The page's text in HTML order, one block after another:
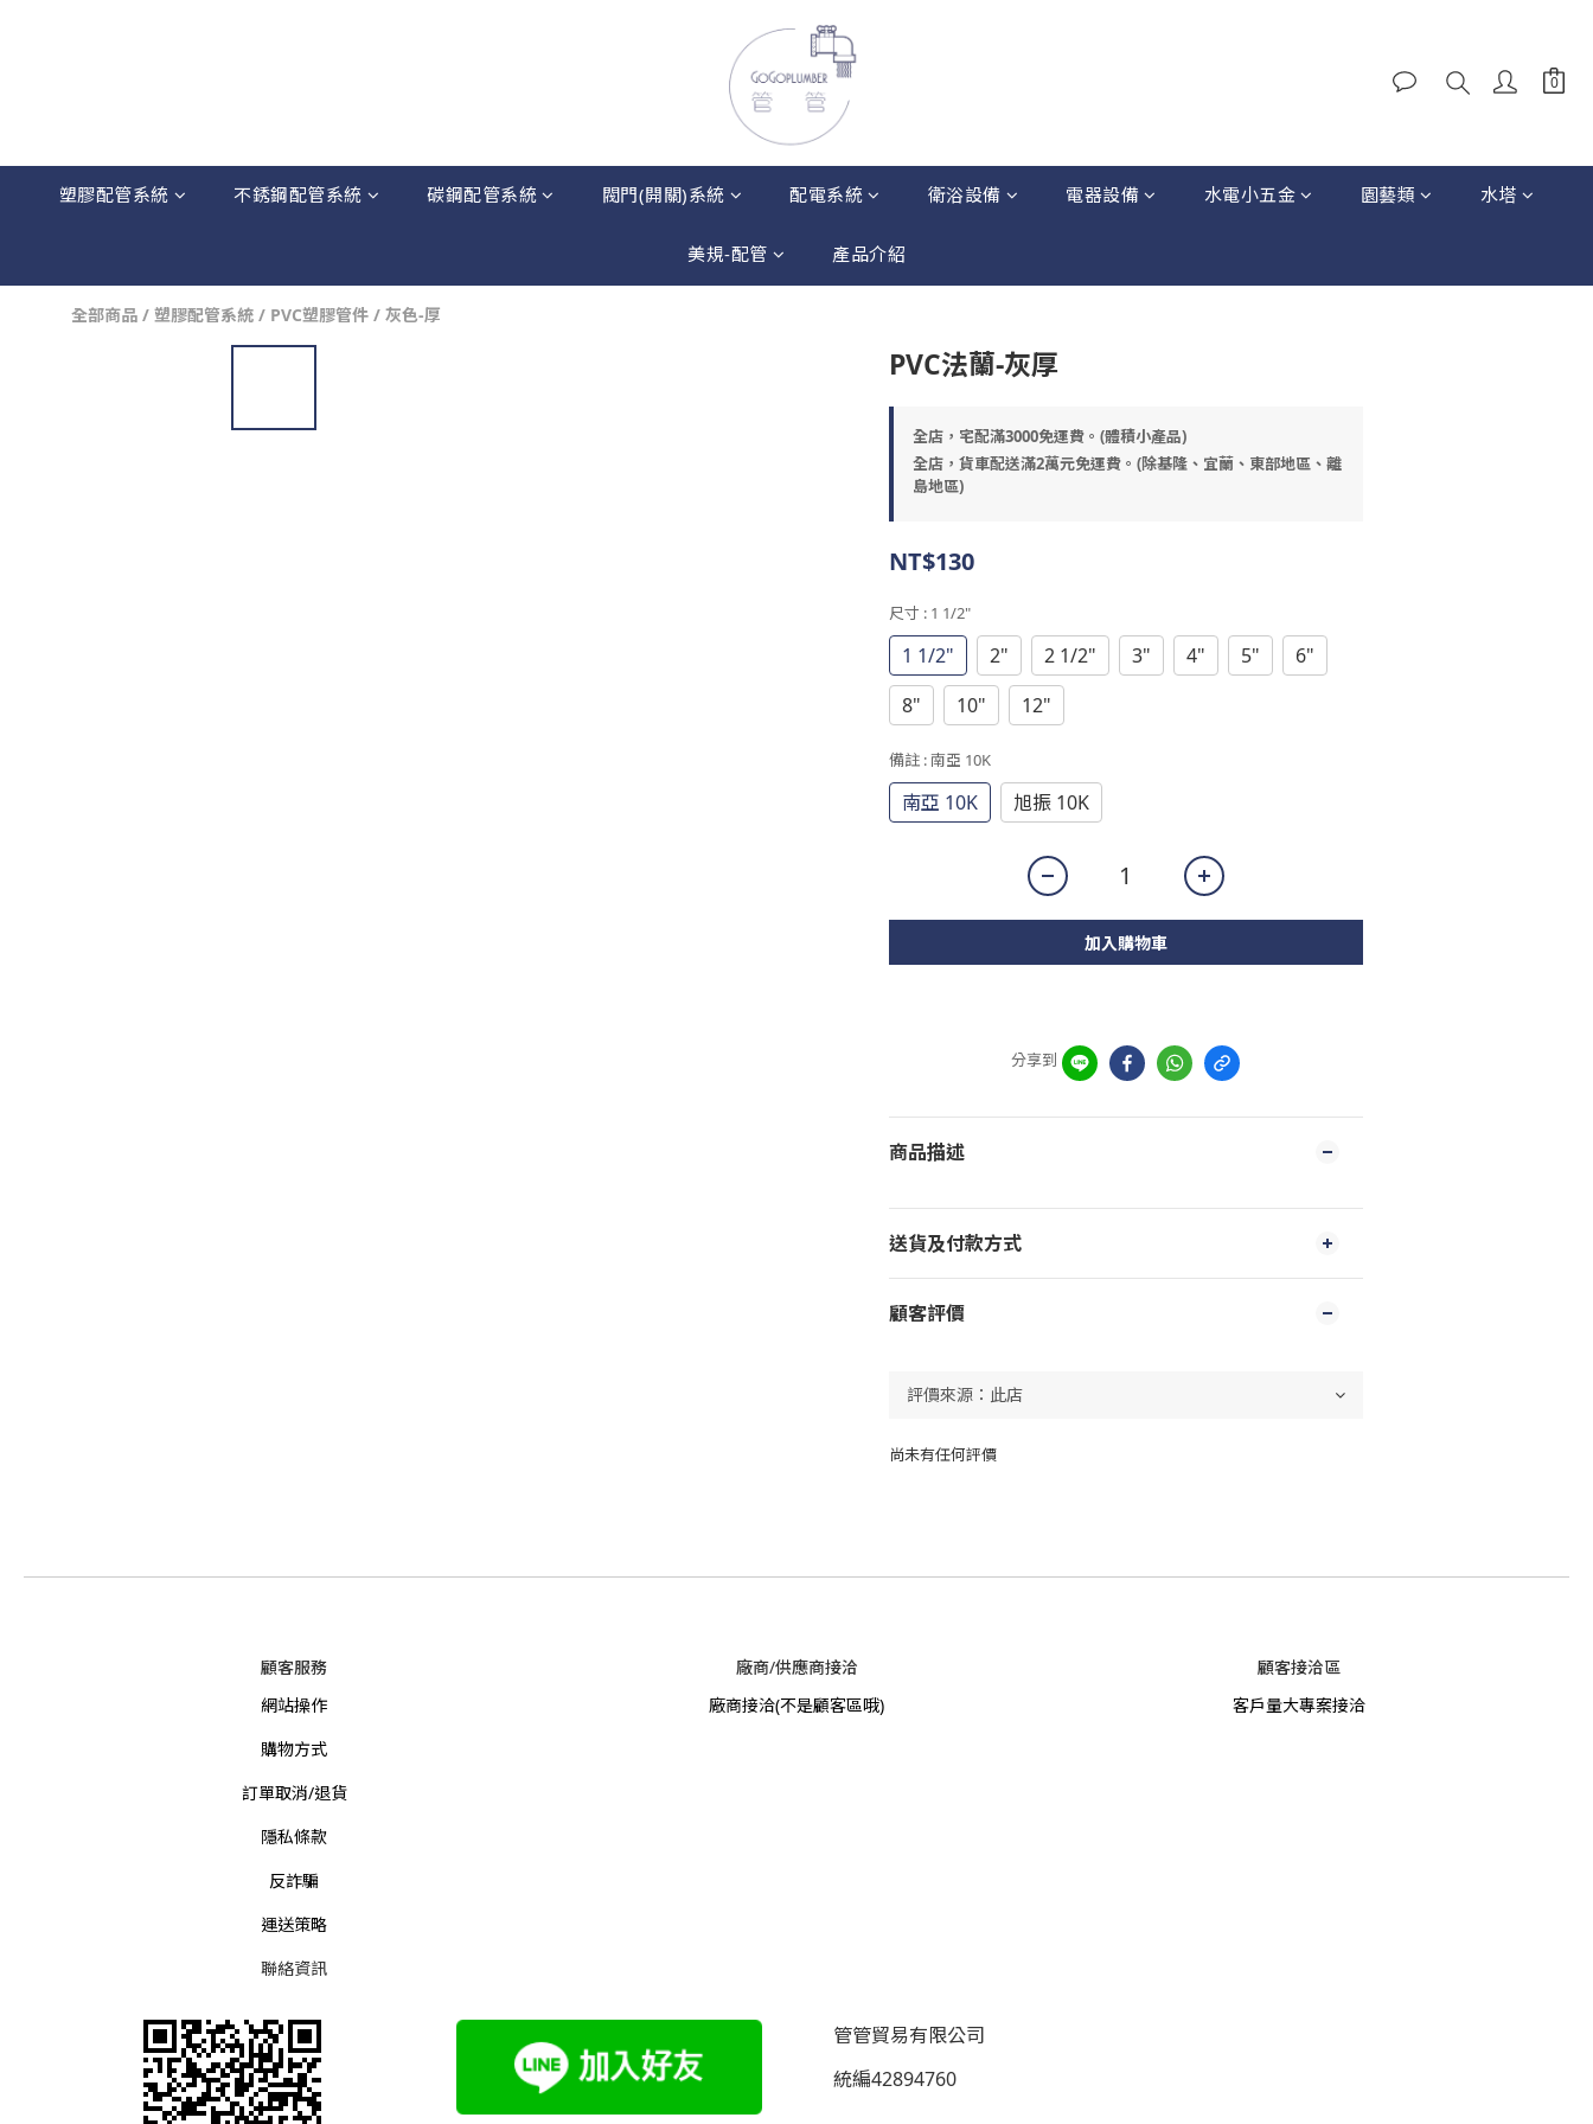
塑膠配管系統 不銹鋼配管系統 碳鋼配管系統 閥門(開關)系統 配電系統 衛浴設備 電器設備 水電小五金 園藝類 水塔
美規-配管 產品介紹
全部商品 / 塑膠配管系統 / PVC塑膠管件 / 灰色-厚
PVC法蘭-灰厚
全店，宅配滿3000免運費。(體積小產品)
全店，貨車配送滿2萬元免運費。(除基隆、宜蘭、東部地區、離
島地區)
NT$130
尺寸 : 1 1/2"
1 1/2" 2" 2 1/2" 3" 4" 5"
6"
8"
10" 12"
備註 : 南亞 10K
南亞 10K 旭振 10K
加入購物車
分享到
商品描述
送貨及付款方式
顧客評價
尚未有任何評價
顧客服務
網站操作
購物方式
訂單取消/退貨
隱私條款
反詐騙
運送策略
聯絡資訊
廠商/供應商接洽
廠商接洽(不是顧客區哦)
顧客接洽區
客戶量大專案接洽
管管貿易有限公司
統編42894760